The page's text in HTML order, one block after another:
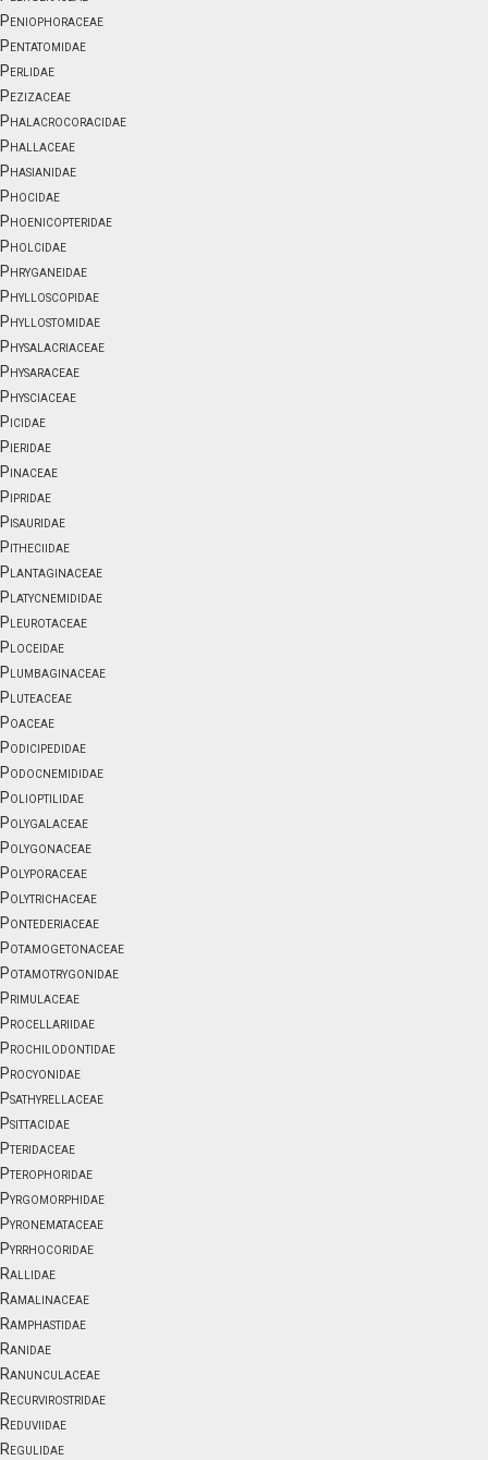
Peniophoraceae
Pentatomidae
Perlidae
Pezizaceae
Phalacrocoracidae
Phallaceae
Phasianidae
Phocidae
Phoenicopteridae
Pholcidae
Phryganeidae
Phylloscopidae
Phyllostomidae
Physalacriaceae
Physaraceae
Physciaceae
Picidae
Pieridae
Pinaceae
Pipridae
Pisauridae
Pitheciidae
Plantaginaceae
Platycnemididae
Pleurotaceae
Ploceidae
Plumbaginaceae
Pluteaceae
Poaceae
Podicipedidae
Podocnemididae
Polioptilidae
Polygalaceae
Polygonaceae
Polyporaceae
Polytrichaceae
Pontederiaceae
Potamogetonaceae
Potamotrygonidae
Primulaceae
Procellariidae
Prochilodontidae
Procyonidae
Psathyrellaceae
Psittacidae
Pteridaceae
Pterophoridae
Pyrgomorphidae
Pyronemataceae
Pyrrhocoridae
Rallidae
Ramalinaceae
Ramphastidae
Ranidae
Ranunculaceae
Recurvirostridae
Reduviidae
Regulidae